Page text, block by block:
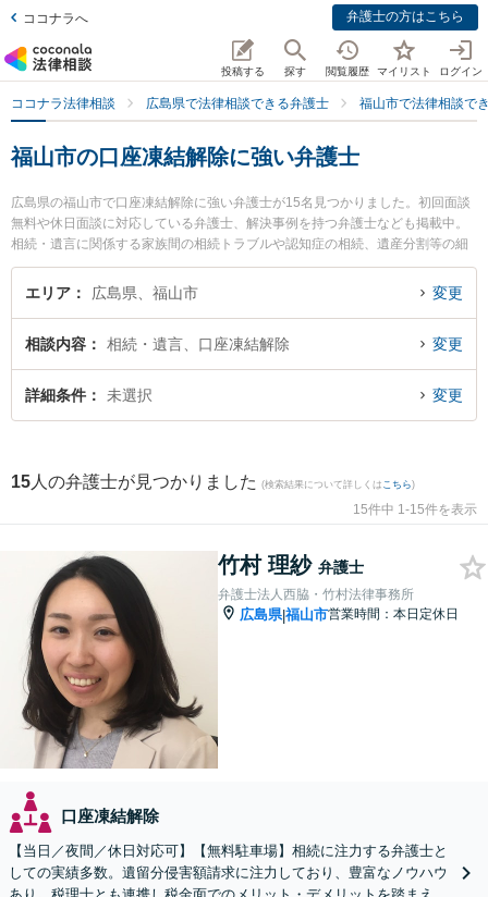
ココナラへ 弁護士の方はこちら
投稿する 探す 閲覧履歴 マイリスト ログイン
ココナラ法律相談 広島県で法律相談できる弁護士 福山市で法律相談で
福山市の口座凍結解除に強い弁護士
広島県の福山市で口座凍結解除に強い弁護士が15名見つかりました。初回面談
無料や休日面談に対応している弁護士、解決事例を持つ弁護士なども掲載中。
相続・遺言に関係する家族間の相続トラブルや認知症の相続、遺産分割等の細
かな分野での絞り込み検索もでき便利です。特に弁護士法人西脇・竹村法律事
務所の竹村 理紗弁護士や弁護士法人ばらのまち法律事務所の瀬尾 義裕弁護士、
口座凍結解除のトラブルを今すぐに弁護士に相談したい』『口座凍結解除のト
ラブル解決の実績豊富な近くの弁護士を検索したい』『初回相談無料で口座凍
結解除を法律相談できる福山市内の弁護士に相談予約したい』などでお困りの
エリア 広島県、福山市 変更
相談内容 相続・遺言、口座凍結解除 変更
詳細条件 未選択 変更
15 人の弁護士が見つかりました (検索結果について詳しくは こちら)
15件中 1-15件を表示
竹村 理紗 弁護士
弁護士法人西脇・竹村法律事務所
広島県|福山市営業時間：本日定休日
口座凍結解除
【当日／夜間／休日対応可】【無料駐車場】相続に注力する弁護士と
しての実績多数。遺留分侵害額請求に注力しており、豊富なノウハウ